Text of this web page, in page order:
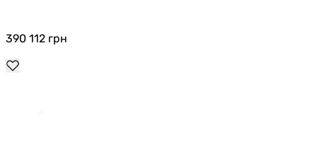
390 112 грн